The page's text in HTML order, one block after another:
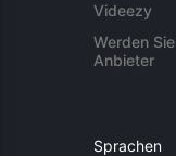
Videezy
Werden Sie
Anbieter
Sprachen